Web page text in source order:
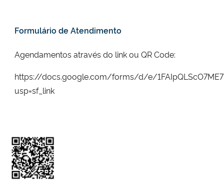
Formulário de Atendimento
Agendamentos através do link ou QR Code:
https://docs.google.com/forms/d/e/
usp=sf_link